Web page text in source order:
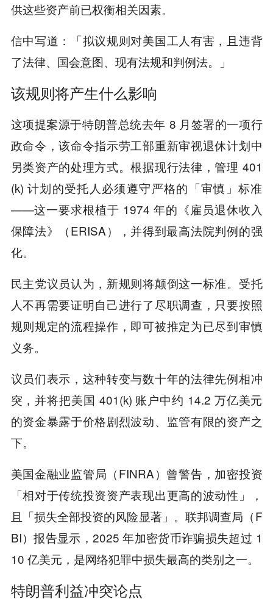
供这些资产前已权衡相关因素。
信中写道：「拟议规则对美国工人有害，且违背
了法律、国会意图、现有法规和判例法。」
该规则将产生什么影响
这项提案源于特朗普总统去年 8 月签署的一项行
政命令，该命令指示劳工部重新审视退休计划中
另类资产的处理方式。根据现行法律，管理 401
(k) 计划的受托人必须遵守严格的「审慎」标准
——这一要求根植于 1974 年的《雇员退休收入
保障法》（ERISA），并得到最高法院判例的强
化。
民主党议员认为，新规则将颠倒这一标准。受托
人不再需要证明自己进行了尽职调查，只要按照
规则规定的流程操作，即可被推定为已尽到审慎
义务。
议员们表示，这种转变与数十年的法律先例相冲
突，并将把美国 401(k) 账户中约 14.2 万亿美元
的资金暴露于价格剧烈波动、监管有限的资产之
下。
美国金融业监管局（FINRA）曾警告，加密投资
「相对于传统投资资产表现出更高的波动性」，
且「损失全部投资的风险显著」。联邦调查局（F
BI）报告显示，2025 年加密货币诈骗损失超过 1
10 亿美元，是网络犯罪中损失最高的类别之一。
特朗普利益冲突论点